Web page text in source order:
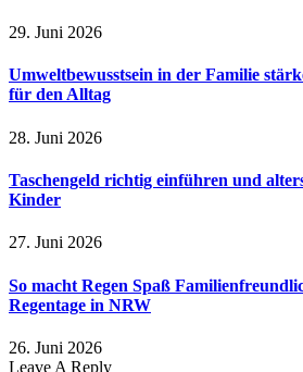
29. Juni 2026
Umweltbewusstsein in der Familie
für den Alltag
28. Juni 2026
Taschengeld richtig einführen und
Kinder
27. Juni 2026
So macht Regen Spaß
Regentage in NRW
26. Juni 2026
Leave A Reply